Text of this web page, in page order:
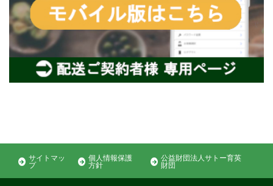
サイトマッ
プ
個人情報保護
方針
公益財団法人サトー育英
財団